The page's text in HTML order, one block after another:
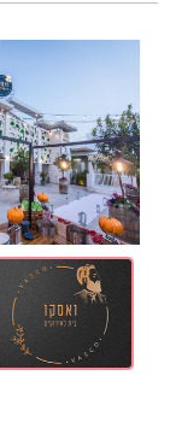
ואסקו Vasco
VASCO
בגודל
מושלם.
המלאכה 47, חולון